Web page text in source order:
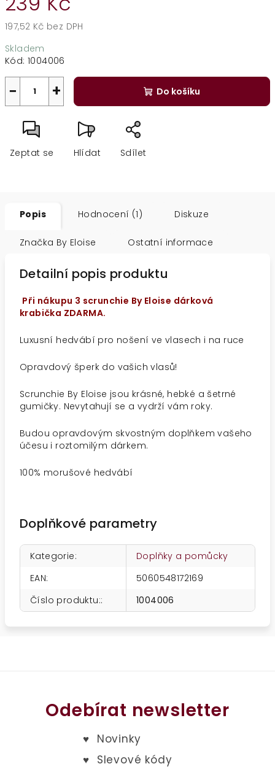
197,52 Kč bez DPH
cena:
Skladem
Kód: 1004006
+
− Do košíku
Zeptat se Hlídat Sdílet
Popis Hodnocení (1) Diskuze
Značka By Eloise Ostatní informace
Detailní popis produktu
Při nákupu 3 scrunchie By Eloise dárková
krabička ZDARMA.
Luxusní hedvábí pro nošení ve vlasech i na ruce
Opravdový šperk do vašich vlasů!
Scrunchie By Eloise jsou krásné, hebké a šetrné
gumičky. Nevytahují se a vydrží vám roky.
Budou opravdovým skvostným doplňkem vašeho
účesu i roztomilým dárkem.
100% morušové hedvábí
Doplňkové parametry
Kategorie:
Doplňky a pomůcky
EAN:
5060548172169
Číslo produktu:: 1004006
Odebírat newsletter